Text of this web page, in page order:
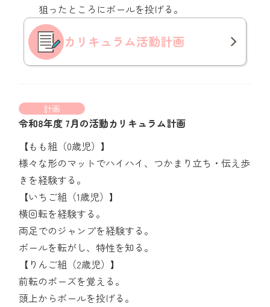
狙ったところにボールを投げる。
カリキュラム活動計画
計画
令和8年度 7月の活動カリキュラム計画
【もも組（0歳児）】
様々な形のマットでハイハイ、つかまり立ち・伝え歩
きを経験する。
【いちご組（1歳児）】
横回転を経験する。
両足でのジャンプを経験する。
ボールを転がし、特性を知る。
【りんご組（2歳児）】
前転のポーズを覚える。
頭上からボールを投げる。